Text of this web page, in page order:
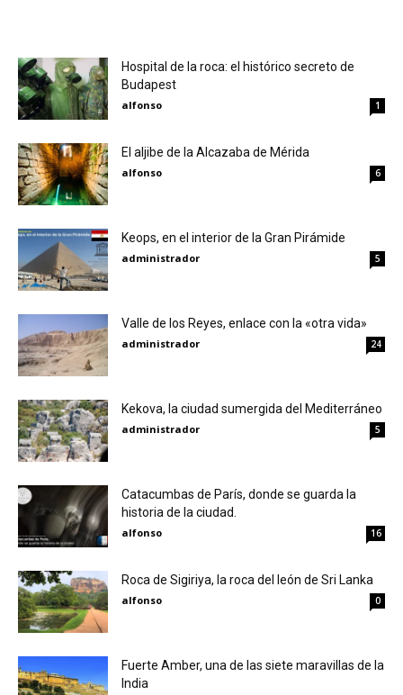
Hospital de la roca: el histórico secreto de
Budapest
alfonso 1
El aljibe de la Alcazaba de Mérida
alfonso 6
Keops, en el interior de la Gran Pirámide
administrador 5
Valle de los Reyes, enlace con la «otra vida»
administrador 24
Kekova, la ciudad sumergida del Mediterráneo
administrador 5
Catacumbas de París, donde se guarda la
historia de la ciudad.
alfonso 16
Roca de Sigiriya, la roca del león de Sri Lanka
alfonso 0
Fuerte Amber, una de las siete maravillas de la
India